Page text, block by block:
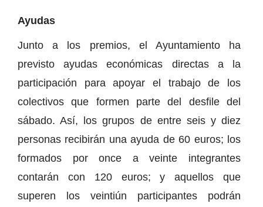
Ayudas
Junto a los premios, el Ayuntamiento ha
previsto ayudas económicas directas a la
participación para apoyar el trabajo de los
colectivos que formen parte del desfile del
sábado. Así, los grupos de entre seis y diez
personas recibirán una ayuda de 60 euros; los
formados por once a veinte integrantes
contarán con 120 euros; y aquellos que
superen los veintiún participantes podrán